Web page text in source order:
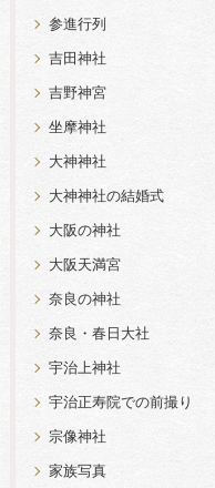
参進行列
吉田神社
吉野神宮
坐摩神社
大神神社
大神神社の結婚式
大阪の神社
大阪天満宮
奈良の神社
奈良・春日大社
宇治上神社
宇治正寿院での前撮り
宗像神社
家族写真